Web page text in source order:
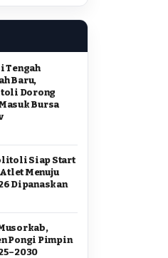
Tengah
Baru,
Dorong
Bursa
Siap Start
Atlet Menuju
Dipanaskan
Pongi Pimpin